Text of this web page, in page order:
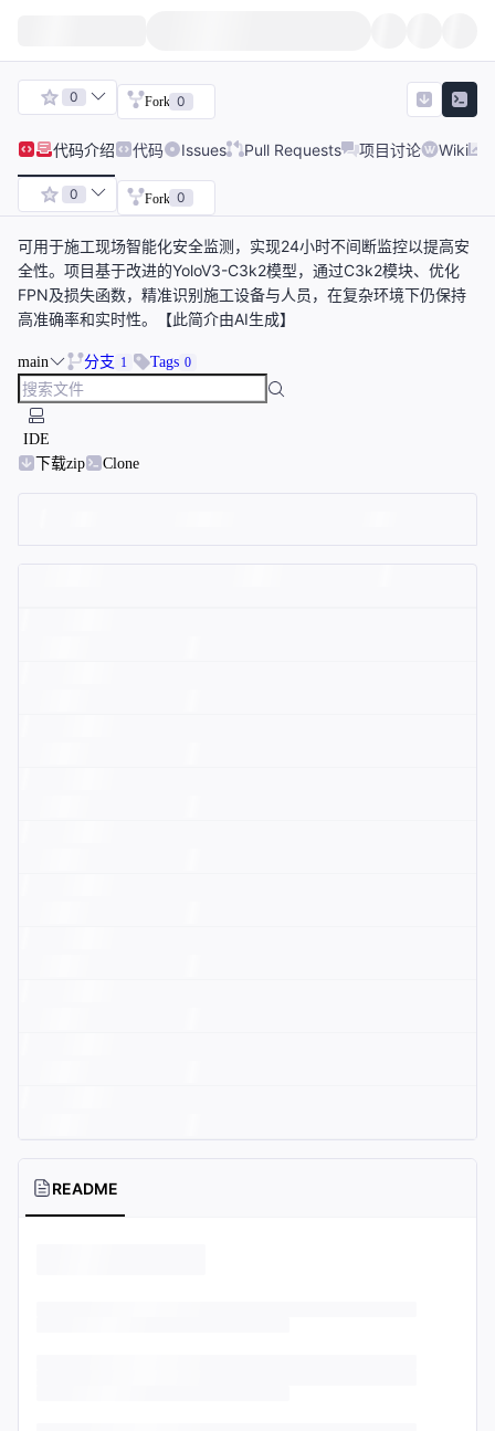
0 Fork 0
代码介绍 代码 Issues Pull Requests 项目讨论 Wiki
0 Fork 0
可用于施工现场智能化安全监测，实现24小时不间断监控以提高安
全性。项目基于改进的YoloV3-C3k2模型，通过C3k2模块、优化
FPN及损失函数，精准识别施工设备与人员，在复杂环境下仍保持
高准确率和实时性。【此简介由AI生成】
main 分支 1 Tags 0
IDE
下载zip
Clone
README